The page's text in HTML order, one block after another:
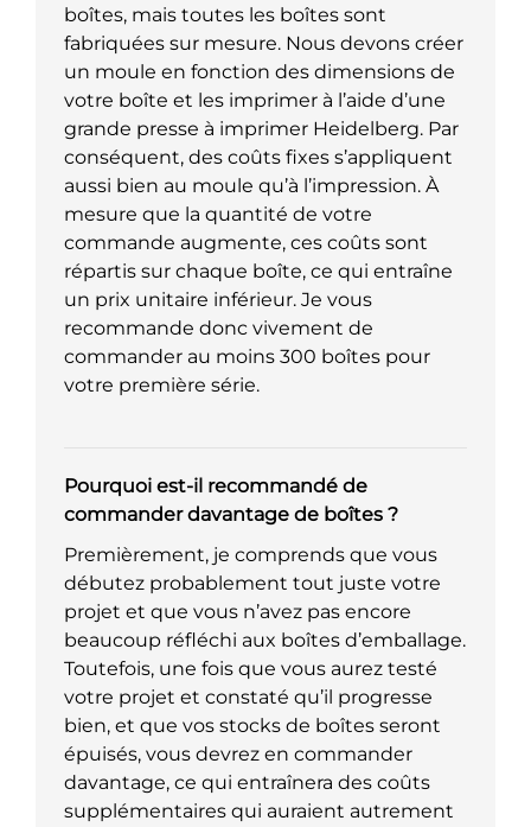
boîtes, mais toutes les boîtes sont
fabriquées sur mesure. Nous devons créer
un moule en fonction des dimensions de
votre boîte et les imprimer à l’aide d’une
grande presse à imprimer Heidelberg. Par
conséquent, des coûts fixes s’appliquent
aussi bien au moule qu’à l’impression. À
mesure que la quantité de votre
commande augmente, ces coûts sont
répartis sur chaque boîte, ce qui entraîne
un prix unitaire inférieur. Je vous
recommande donc vivement de
commander au moins 300 boîtes pour
votre première série.
Pourquoi est-il recommandé de
commander davantage de boîtes ?
Premièrement, je comprends que vous
débutez probablement tout juste votre
projet et que vous n’avez pas encore
beaucoup réfléchi aux boîtes d’emballage.
Toutefois, une fois que vous aurez testé
votre projet et constaté qu’il progresse
bien, et que vos stocks de boîtes seront
épuisés, vous devrez en commander
davantage, ce qui entraînera des coûts
supplémentaires qui auraient autrement